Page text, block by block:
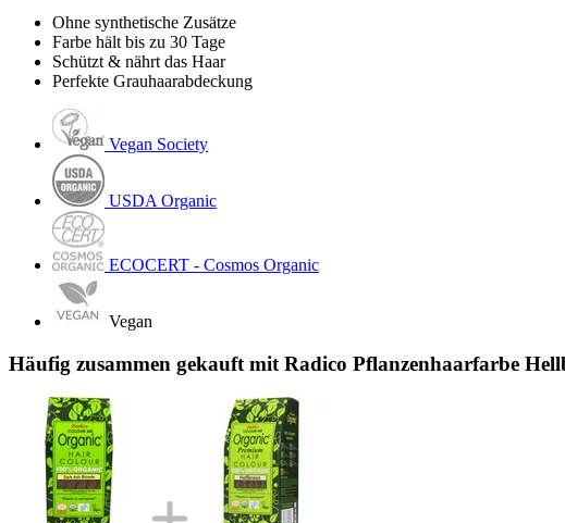
Ohne synthetische Zusätze
Farbe hält bis zu 30 Tage
Schützt & nährt das Haar
Perfekte Grauhaarabdeckung
Vegan Society
USDA Organic
ECOCERT - Cosmos Organic
Vegan
Häufig zusammen gekauft mit Radico Pflanzenhaarfarbe